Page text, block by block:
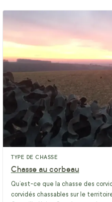
TYPE DE CHASSE
Chasse au corbeau
Qu’est-ce que la chasse des
corvidés chassables sur le